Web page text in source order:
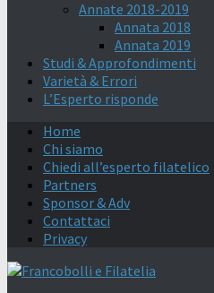
Annate 2018-2019
Annata 2018
Annata 2019
Studi & Approfondimenti
Varietà & Errori
L’Esperto risponde
Home
Chi siamo
Chiedi all’esperto filatelico
Partners
Sponsor & Adv
Contattaci
Privacy